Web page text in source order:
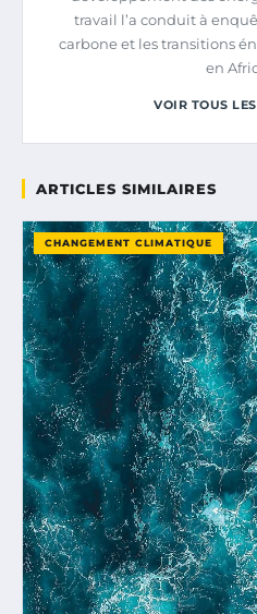
travail l’a conduit à
carbone et les transitions
en
VOIR TOUS
ARTICLES SIMILAIRES
CHANGEMENT CLIMATIQUE